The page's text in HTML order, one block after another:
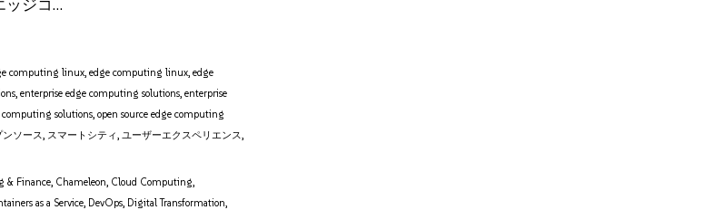
ッジコ…
computing linux,edge computing linux,edge
,enterprise edge computing solutions,enterprise
computing solutions,open source edge computing
ンソース, スマートシティ,ユーザーエクスペリエンス,
& Finance, Chameleon, Cloud Computing,
as a Service, DevOps, Digital Transformation,